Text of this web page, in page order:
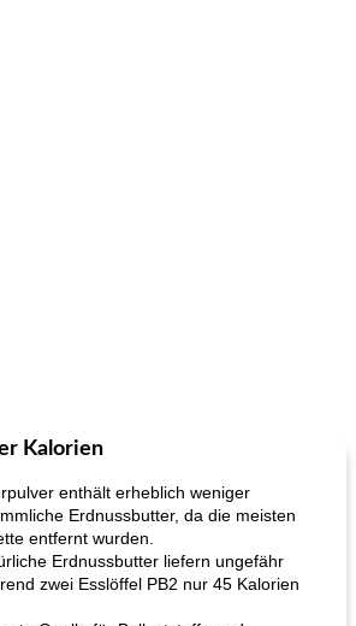
Kalorien
enthält erheblich weniger
Erdnussbutter, da die meisten
entfernt wurden.
Erdnussbutter liefern ungefähr
zwei Esslöffel PB2 nur 45 Kalorien